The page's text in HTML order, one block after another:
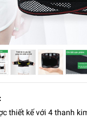
thiết kế với 4 thanh